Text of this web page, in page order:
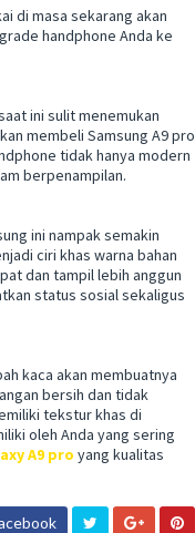
di masa sekarang akan
handphone Anda ke
ini sulit menemukan
membeli Samsung A9 pro
tidak hanya modern
berpenampilan.
ini nampak semakin
ciri khas warna bahan
dan tampil lebih anggun
status sosial sekaligus
kaca akan membuatnya
bersih dan tidak
tekstur khas di
oleh Anda yang sering
A9 pro yang kualitas